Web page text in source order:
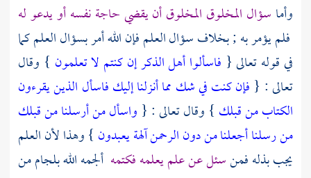
وأما سؤال المخلوق المخلوق أن يقضي حاجة نفسه أو يدعو له
فلم يؤمر به ; بخلاف سؤال العلم فإن الله أمر بسؤال العلم كما
في قوله تعالى { فاسألوا أهل الذكر إن كنتم لا تعلمون } وقال
تعالى : { فإن كنت في شك مما أنزلنا إليك فاسأل الذين يقرءون
الكتاب من قبلك } وقال تعالى : { واسأل من أرسلنا من قبلك
من رسلنا أجعلنا من دون الرحمن آلهة يعبدون } وهذا لأن العلم
يجب بذله فمنسئل عن علم يعلمه فكتمه ألجمه الله بلجام من